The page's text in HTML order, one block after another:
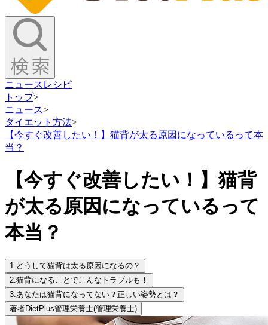
ニュース レシピ
トップ>
ニュース>
ダイエット方法>
【今すぐ改善したい！】猫背が太る原因になっているって本
当？
【今すぐ改善したい！】猫背
が太る原因になっているって
本当？
1. どうして猫背は太る原因になるの？
2.猫背になることでこんなトラブルも！
3.あなたは猫背になってない？正しい姿勢とは？
著者DietPlus管理栄養士(管理栄養士)